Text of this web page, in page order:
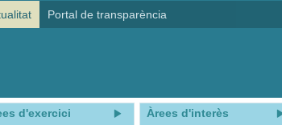
Portal de transparència
d'exercici Àrees d'interès